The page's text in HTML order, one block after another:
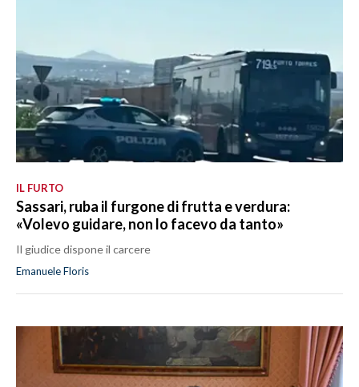
IL FURTO
Sassari, ruba il furgone di frutta e verdura:
«Volevo guidare, non lo facevo da tanto»
Il giudice dispone il carcere
Emanuele Floris